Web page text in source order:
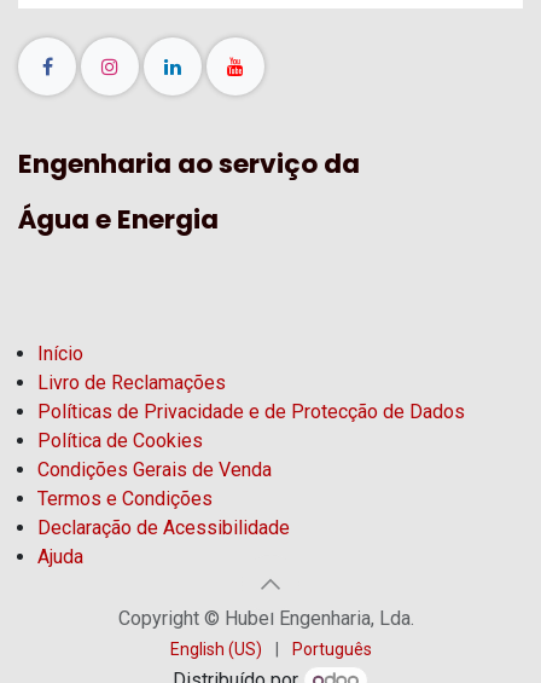
Engenharia ao serviço da
Água e Energia
Início
Livro de Reclamações
Políticas de Privacidade e de Protecção de Dados
Política de Cookies
Condições Gerais de Venda
Termos e Condições
Declaração de Acessibilidade
Ajuda
Copyright © Hubel Engenharia, Lda.
English (US) Português